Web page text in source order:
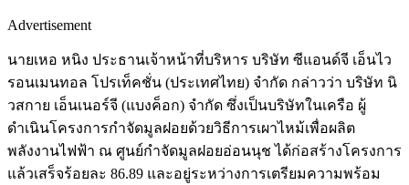
Advertisement
นายเหอ หนิง ประธานเจ้าหน้าที่บริหาร บริษัท ซีแอนด์จี เอ็นไว
รอนเมนทอล โปรเท็คชั่น (ประเทศไทย) จำกัด กล่าวว่า บริษัท นิ
วสกาย เอ็นเนอร์จี (แบงค็อก) จำกัด ซึ่งเป็นบริษัทในเครือ ผู้
ดำเนินโครงการกำจัดมูลฝอยด้วยวิธีการเผาไหม้เพื่อผลิต
พลังงานไฟฟ้า ณ ศูนย์กำจัดมูลฝอยอ่อนนุช ได้ก่อสร้างโครงการ
แล้วเสร็จร้อยละ 86.89 และอยู่ระหว่างการเตรียมความพร้อม